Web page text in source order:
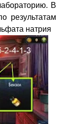
В
результатам
натрия